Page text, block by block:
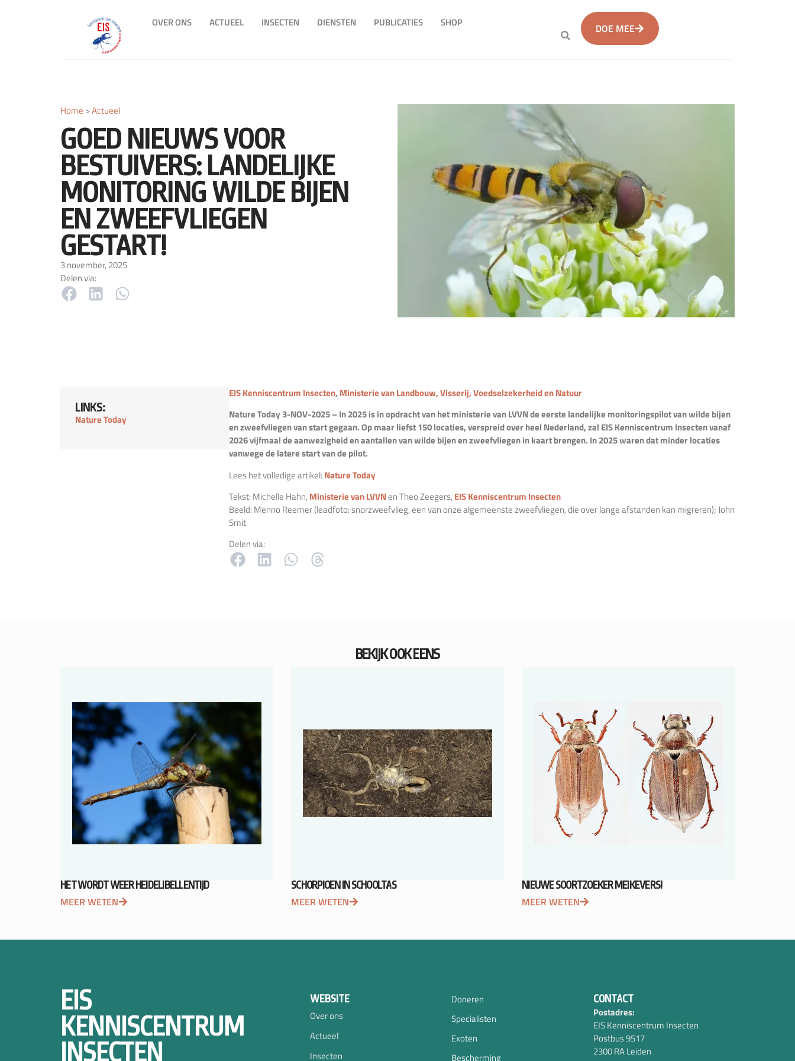
OVER ONS ACTUEEL INSECTEN DIENSTEN PUBLICATIES SHOP DOE MEE
Home >Actueel
GOED NIEUWS VOOR
BESTUIVERS: LANDELIJKE
MONITORING WILDE BIJEN
EN ZWEEFVLIEGEN
GESTART!
3 november, 2025
Delen via:
LINKS:
Nature Today
EIS Kenniscentrum Insecten,Ministerie van Landbouw, Visserij, Voedselzekerheid en Natuur
Nature Today 3-NOV-2025 – In 2025 is in opdracht van het ministerie van LVVN de eerste landelijke monitoringspilot van wilde bijen
en zweefvliegen van start gegaan. Op maar liefst 150 locaties, verspreid over heel Nederland, zal EIS Kenniscentrum Insecten vanaf
2026 vijfmaal de aanwezigheid en aantallen van wilde bijen en zweefvliegen in kaart brengen. In 2025 waren dat minder locaties
vanwege de latere start van de pilot.
Lees het volledige artikel:Nature Today
Tekst: Michelle Hahn,Ministerie van LVVNen Theo Zeegers,EIS Kenniscentrum Insecten
Beeld: Menno Reemer (leadfoto: snorzweefvlieg, een van onze algemeenste zweefvliegen, die over lange afstanden kan migreren); John
Smit
Delen via:
BEKIJK OOK EENS
HET WORDT WEER HEIDELIBELLENTIJD
MEER WETEN
SCHORPIOEN IN SCHOOLTAS
MEER WETEN
NIEUWE SOORTZOEKER MEIKEVERS!
MEER WETEN
EIS
KENNISCENTRUM
INSECTEN
WEBSITE
Over ons
Actueel
Insecten
Doneren
Specialisten
Exoten
Bescherming
CONTACT
Postadres:
EIS Kenniscentrum Insecten
Postbus 9517
2300 RA Leiden